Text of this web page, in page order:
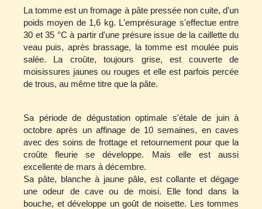
La tomme est un fromage à pâte pressée non cuite, d'un
poids moyen de 1,6 kg. L'emprésurage s'effectue entre
30 et 35 °C à partir d'une présure issue de la caillette du
veau puis, après brassage, la tomme est moulée puis
salée. La croûte, toujours grise, est couverte de
moisissures jaunes ou rouges et elle est parfois percée
de trous, au même titre que la pâte.
Sa période de dégustation optimale s'étale de juin à
octobre après un affinage de 10 semaines, en caves
avec des soins de frottage et retournement pour que la
croûte fleurie se développe. Mais elle est aussi
excellente de mars à décembre.
Sa pâte, blanche à jaune pâle, est collante et dégage
une odeur de cave ou de moisi. Elle fond dans la
bouche, et développe un goût de noisette. Les tommes